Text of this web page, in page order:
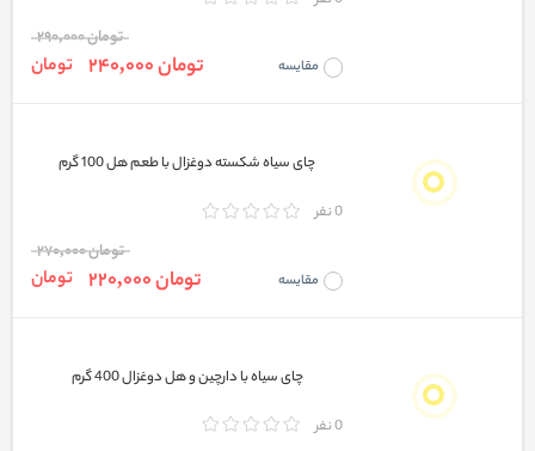
مقایسه
تومان 290,000
تومان 240,000 تومان
چای سیاه شکسته دوغزال با طعم هل 100 گرم
0 نفر
مقایسه
تومان 270,000
تومان 220,000 تومان
چای سیاه با دارچین و هل دوغزال 400 گرم
0 نفر